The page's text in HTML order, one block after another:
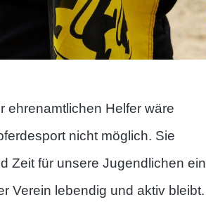
ehrenamtlichen Helfer wäre
nicht möglich. Sie
Zeit für unsere Jugendlichen ein
Verein lebendig und aktiv bleibt.